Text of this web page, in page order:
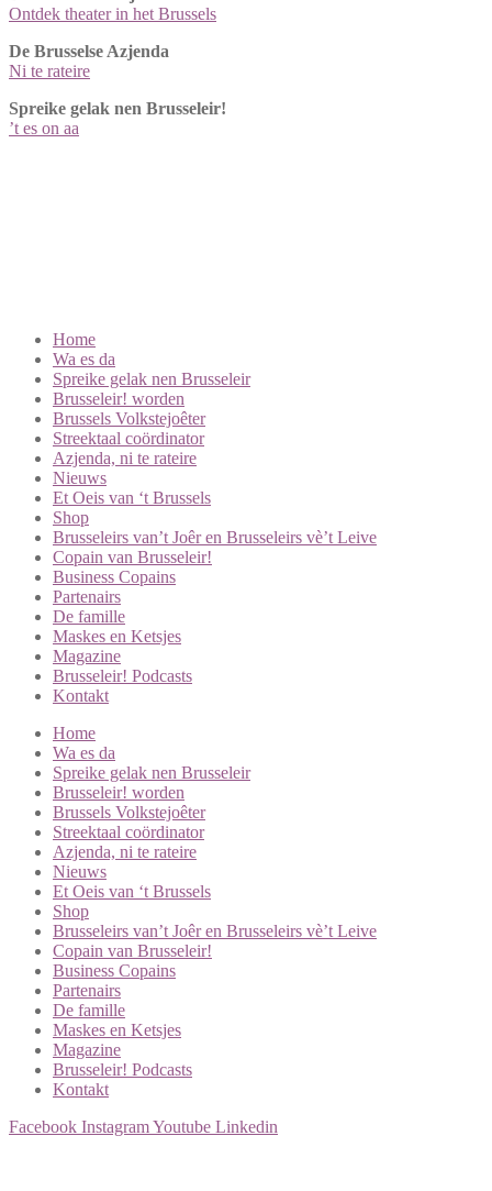
Ontdek theater in het Brussels
De Brusselse Azjenda
Ni te rateire
Spreike gelak nen Brusseleir!
’t es on aa
Home
Wa es da
Spreike gelak nen Brusseleir
Brusseleir! worden
Brussels Volkstejoêter
Streektaal coördinator
Azjenda, ni te rateire
Nieuws
Et Oeis van ‘t Brussels
Shop
Brusseleirs van’t Joêr en Brusseleirs vè’t Leive
Copain van Brusseleir!
Business Copains
Partenairs
De famille
Maskes en Ketsjes
Magazine
Brusseleir! Podcasts
Kontakt
Home
Wa es da
Spreike gelak nen Brusseleir
Brusseleir! worden
Brussels Volkstejoêter
Streektaal coördinator
Azjenda, ni te rateire
Nieuws
Et Oeis van ‘t Brussels
Shop
Brusseleirs van’t Joêr en Brusseleirs vè’t Leive
Copain van Brusseleir!
Business Copains
Partenairs
De famille
Maskes en Ketsjes
Magazine
Brusseleir! Podcasts
Kontakt
Facebook InstagramYoutube Linkedin